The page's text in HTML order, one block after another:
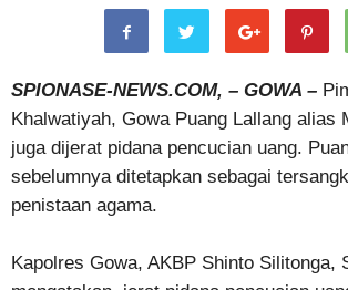
SPIONASE-NEWS.COM, – GOWA –
Khalwatiyah, Gowa Puang Lallang alias
juga dijerat pidana pencucian uang.
sebelumnya ditetapkan sebagai
penistaan agama.
Kapolres Gowa, AKBP Shinto Silitonga,